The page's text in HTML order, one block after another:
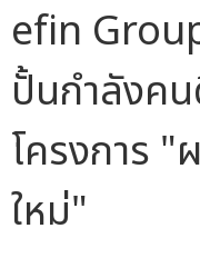
efin
ปั้นกำลังค
โครงการ
ใหม่"